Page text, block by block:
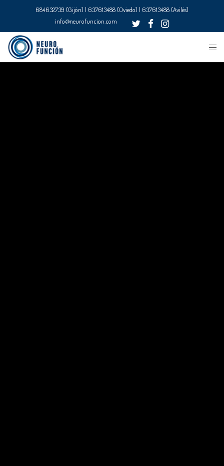
684632739 (Gijón) | 637613488 (Oviedo) | 637613488 (Avilés)
info@neurofuncion.com